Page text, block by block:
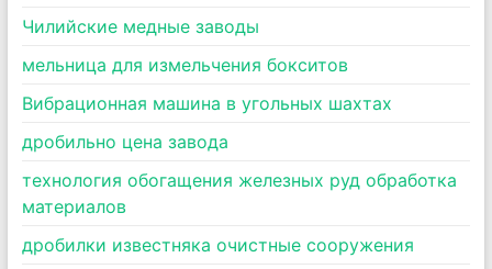
Чилийские медные заводы
мельница для измельчения бокситов
Вибрационная машина в угольных шахтах
дробильно цена завода
технология обогащения железных руд обработка
материалов
дробилки известняка очистные сооружения